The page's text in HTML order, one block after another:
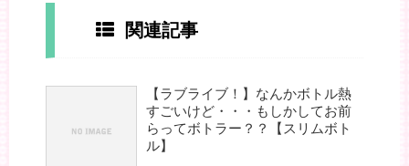
関連記事
【ラブライブ！】なんかボトル熱
すごいけど・・・もしかしてお前
らってボトラー？？【スリムボト
ル】